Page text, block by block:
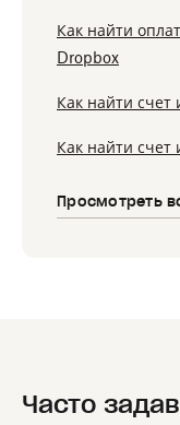
Как найти
Dropbox
Как найти
Как найти
Просмотреть
Часто